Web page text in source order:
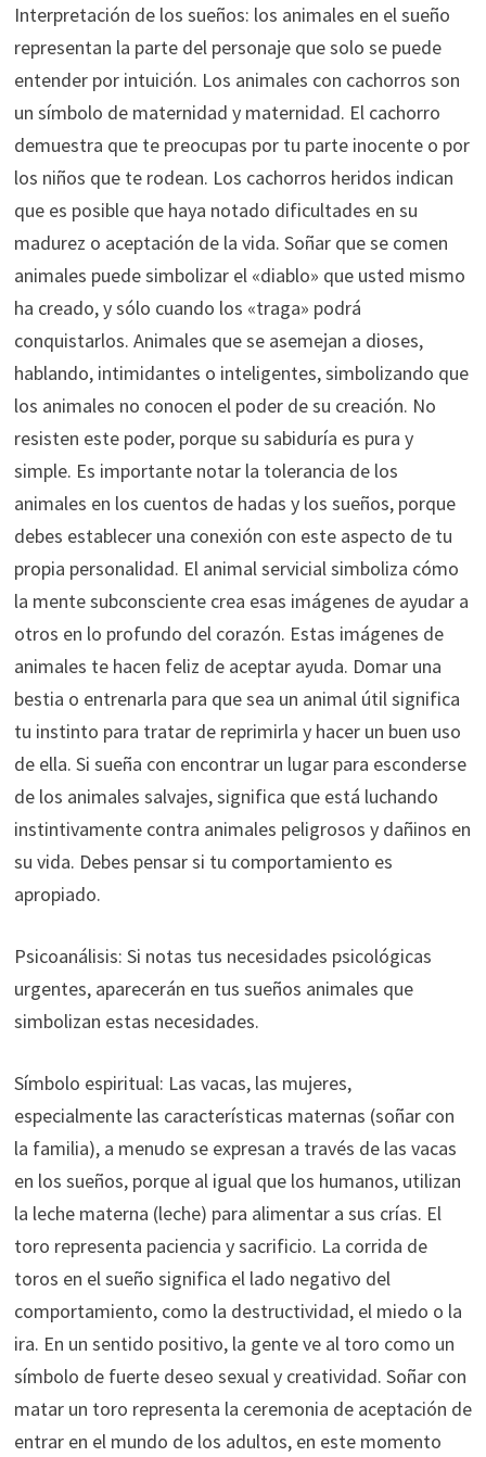
Interpretación de los sueños: los animales en el sueño
representan la parte del personaje que solo se puede
entender por intuición. Los animales con cachorros son
un símbolo de maternidad y maternidad. El cachorro
demuestra que te preocupas por tu parte inocente o por
los niños que te rodean. Los cachorros heridos indican
que es posible que haya notado dificultades en su
madurez o aceptación de la vida. Soñar que se comen
animales puede simbolizar el «diablo» que usted mismo
ha creado, y sólo cuando los «traga» podrá
conquistarlos. Animales que se asemejan a dioses,
hablando, intimidantes o inteligentes, simbolizando que
los animales no conocen el poder de su creación. No
resisten este poder, porque su sabiduría es pura y
simple. Es importante notar la tolerancia de los
animales en los cuentos de hadas y los sueños, porque
debes establecer una conexión con este aspecto de tu
propia personalidad. El animal servicial simboliza cómo
la mente subconsciente crea esas imágenes de ayudar a
otros en lo profundo del corazón. Estas imágenes de
animales te hacen feliz de aceptar ayuda. Domar una
bestia o entrenarla para que sea un animal útil significa
tu instinto para tratar de reprimirla y hacer un buen uso
de ella. Si sueña con encontrar un lugar para esconderse
de los animales salvajes, significa que está luchando
instintivamente contra animales peligrosos y dañinos en
su vida. Debes pensar si tu comportamiento es
apropiado.
Psicoanálisis: Si notas tus necesidades psicológicas
urgentes, aparecerán en tus sueños animales que
simbolizan estas necesidades.
Símbolo espiritual: Las vacas, las mujeres,
especialmente las características maternas (soñar con
la familia), a menudo se expresan a través de las vacas
en los sueños, porque al igual que los humanos, utilizan
la leche materna (leche) para alimentar a sus crías. El
toro representa paciencia y sacrificio. La corrida de
toros en el sueño significa el lado negativo del
comportamiento, como la destructividad, el miedo o la
ira. En un sentido positivo, la gente ve al toro como un
símbolo de fuerte deseo sexual y creatividad. Soñar con
matar un toro representa la ceremonia de aceptación de
entrar en el mundo de los adultos, en este momento